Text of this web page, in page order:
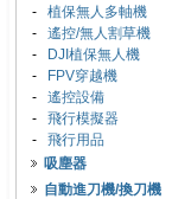
- 植保無人多軸機
- 遙控/無人割草機
-
DJI植保無人機
-
FPV穿越機
- 遙控設備
- 飛行模擬器
- 飛行用品
吸塵器
自動進刀機/換刀機